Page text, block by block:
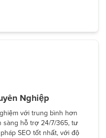
Nghiệp
với trung bình hơn
sàng hỗ trợ 24/7/365, tư
SEO tốt nhất, với độ